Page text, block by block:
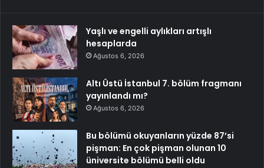
Yaşlı ve engelli aylıkları artışlı
hesaplarda
Ağustos 6, 2026
Altı Üstü İstanbul 7. bölüm fragmanı
yayınlandı mı?
Ağustos 6, 2026
Bu bölümü okuyanların yüzde 87’si
pişman: En çok pişman olunan 10
üniversite bölümü belli oldu